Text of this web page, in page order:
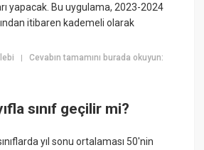
yapacak. Bu uygulama, 2023-2024
itibaren kademeli olarak
|Cevabın tamamını burada okuyun:
sınıf geçilir mi?
yıl sonu ortalaması 50'nin